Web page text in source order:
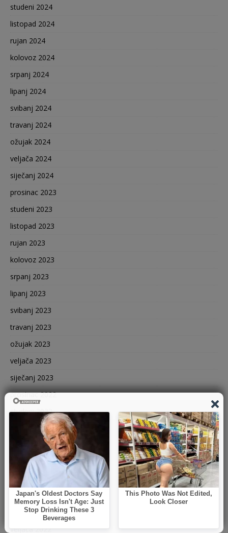
studeni 2024
listopad 2024
rujan 2024
kolovoz 2024
srpanj 2024
lipanj 2024
svibanj 2024
travanj 2024
ožujak 2024
veljača 2024
siječanj 2024
prosinac 2023
studeni 2023
listopad 2023
rujan 2023
kolovoz 2023
srpanj 2023
lipanj 2023
svibanj 2023
travanj 2023
ožujak 2023
veljača 2023
siječanj 2023
prosinac 2022
studeni 2022
listopad 2022
rujan 2022
kolovoz 2022
srpanj 2022
svibanj 2022
ožujak 2022
veljača 2022